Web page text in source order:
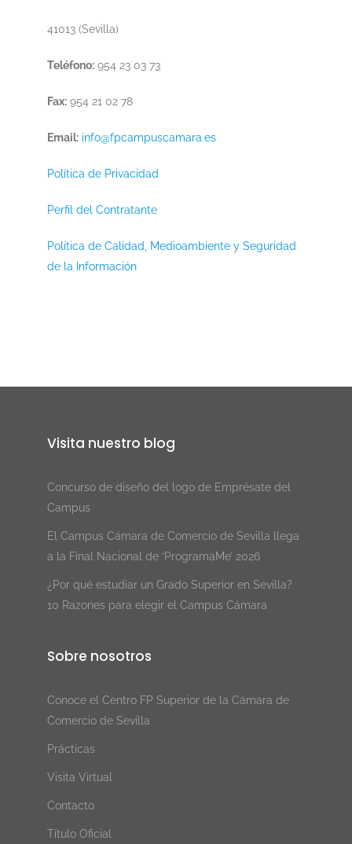
41013 (Sevilla)
Teléfono:954 23 03 73
Fax:954 21 02 78
Email: info@fpcampuscamara.es
Política de Privacidad
Perfil del Contratante
Política de Calidad, Medioambiente y Seguridad
de la Información
Visita nuestro blog
Concurso de diseño del logo de Emprésate del
Campus
El Campus Cámara de Comercio de Sevilla llega
a la Final Nacional de ‘ProgramaMe’ 2026
¿Por qué estudiar un Grado Superior en Sevilla?
10 Razones para elegir el Campus Cámara
Sobre nosotros
Conoce el Centro FP Superior de la Cámara de
Comercio de Sevilla
Prácticas
Visita Virtual
Contacto
Título Oficial